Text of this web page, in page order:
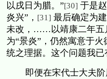
以戌日为腊。”[30] 于是
炎兴”， [31] 最后确定为
未改，……以靖康二年五
为“景炎”，仍然寓意于
统之理据。这个问题我已
即便在宋代士大夫